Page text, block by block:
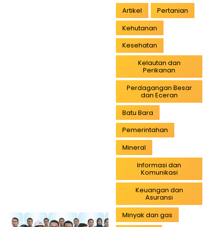
Artikel
Pertanian
Kehutanan
Kesehatan
Kelautan dan
Perikanan
Perdagangan Besar
dan Eceran
Batu Bara
Pemerintahan
Mineral
Informasi dan
Komunikasi
Keuangan dan
Asuransi
Minyak dan gas